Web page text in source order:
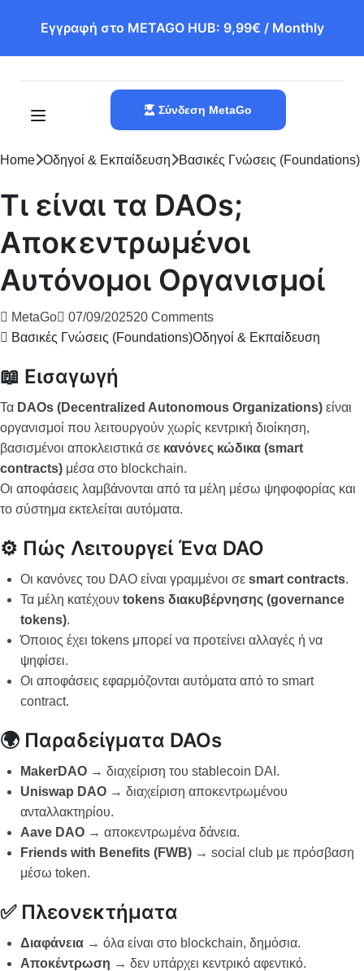
Εγγραφή στο METAGO HUB: 9,99€ / Monthly
Σύνδεση MetaGo
Home Οδηγοί & Εκπαίδευση Βασικές Γνώσεις (Foundations)
Τι είναι τα DAOs;
Αποκεντρωμένοι
Αυτόνομοι Οργανισμοί
MetaGo 07/09/202520 Comments
Βασικές Γνώσεις (Foundations)Οδηγοί & Εκπαίδευση
📖 Εισαγωγή
Τα DAOs (Decentralized Autonomous Organizations) είναι
οργανισμοί που λειτουργούν χωρίς κεντρική διοίκηση,
βασισμένοι αποκλειστικά σε κανόνες κώδικα (smart
contracts) μέσα στο blockchain.
Οι αποφάσεις λαμβάνονται από τα μέλη μέσω ψηφοφορίας και
το σύστημα εκτελείται αυτόματα.
⚙️ Πώς Λειτουργεί Ένα DAO
Οι κανόνες του DAO είναι γραμμένοι σε smart contracts.
Τα μέλη κατέχουν tokens διακυβέρνησης (governance
tokens).
Όποιος έχει tokens μπορεί να προτείνει αλλαγές ή να
ψηφίσει.
Οι αποφάσεις εφαρμόζονται αυτόματα από το smart
contract.
🌍 Παραδείγματα DAOs
MakerDAO → διαχείριση του stablecoin DAI.
Uniswap DAO → διαχείριση αποκεντρωμένου
ανταλλακτηρίου.
Aave DAO → αποκεντρωμένα δάνεια.
Friends with Benefits (FWB) → social club με πρόσβαση
μέσω token.
✅ Πλεονεκτήματα
Διαφάνεια → όλα είναι στο blockchain, δημόσια.
Αποκέντρωση → δεν υπάρχει κεντρικό αφεντικό.